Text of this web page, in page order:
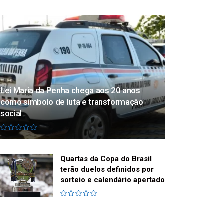
Lei Maria da Penha chega aos 20 anos
como símbolo de luta e transformação
social
Quartas da Copa do Brasil
terão duelos definidos por
sorteio e calendário apertado